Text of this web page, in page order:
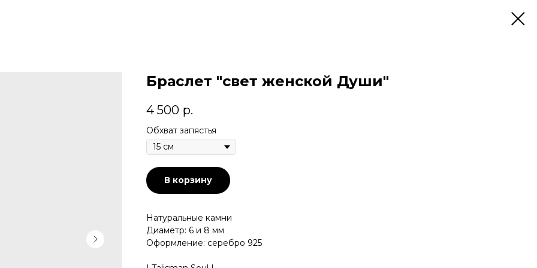
Браслет "свет женской Души"
4 500 р.
Обхват запястья
В корзину
Натуральные камни
Диаметр: 6 и 8 мм
Оформление: серебро 925